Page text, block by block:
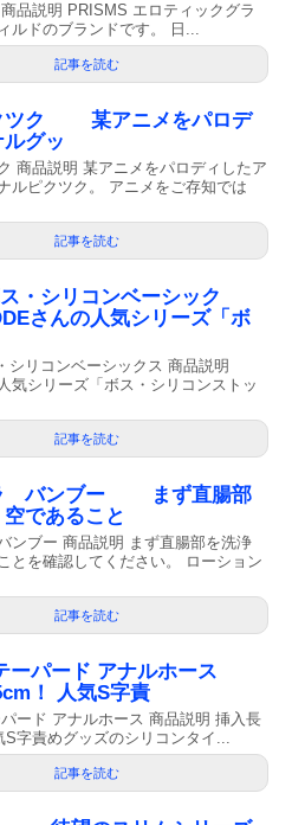
品説明 PRISMS エロティックグラ
ルドのブランドです。 日...
記事を読む
ツク 某アニメをパロデ
グッ
商品説明 某アニメをパロディしたア
ルピクツク。 アニメをご存知では
記事を読む
・シリコンベーシック
んの人気シリーズ「ボ
リコンベーシックス 商品説明
気シリーズ「ボス・シリコンストッ
記事を読む
バンブー まず直腸部
であること
ンブー 商品説明 まず直腸部を洗浄
とを確認してください。 ローション
記事を読む
ーパード アナルホース
！ 人気S字責
ード アナルホース 商品説明 挿入長
S字責めグッズのシリコンタイ...
記事を読む